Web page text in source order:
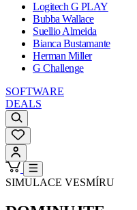
Logitech G PLAY
Bubba Wallace
Suellio Almeida
Bianca Bustamante
Herman Miller
G Challenge
SOFTWARE
DEALS
SIMULACE VESMÍRU